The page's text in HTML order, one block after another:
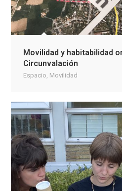
Movilidad y habitabilidad
Circunvalación
Espacio, Movilidad